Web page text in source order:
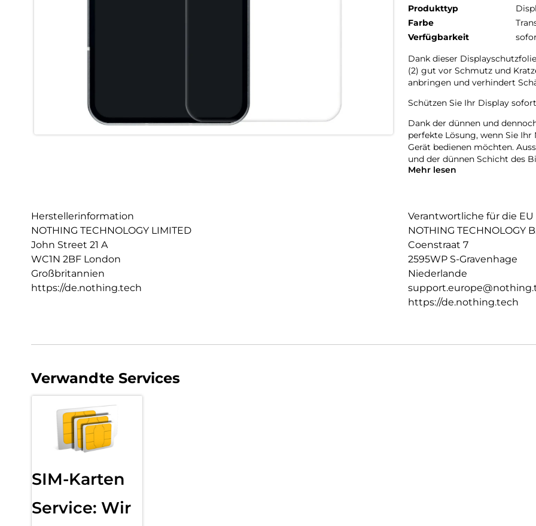
Produkttyp
Farbe
Verfügbarkeit
Dank dieser
(2) gut vor Schmutz und
anbringen und verhindert
Schützen Sie Ihr Display
Dank der dünnen und
perfekte Lösung, wenn Sie
Gerät bedienen möchten.
und der dünnen Schicht des
Mehr lesen
Herstellerinformation
NOTHING TECHNOLOGY LIMITED
John Street 21 A
WC1N 2BF London
Großbritannien
https://de.nothing.tech
Verantwortliche für die EU
NOTHING TECHNOLOGY
Coenstraat 7
2595WP S-Gravenhage
Niederlande
https://de.nothing.tech
Verwandte Services
SIM-Karten
Service: Wir